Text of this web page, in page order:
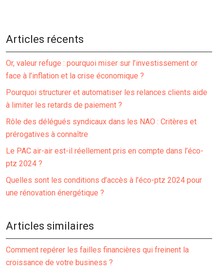
Articles récents
Or, valeur refuge : pourquoi miser sur l’investissement or
face à l’inflation et la crise économique ?
Pourquoi structurer et automatiser les relances clients aide
à limiter les retards de paiement ?
Rôle des délégués syndicaux dans les NAO : Critères et
prérogatives à connaître
Le PAC air-air est-il réellement pris en compte dans l’éco-
ptz 2024 ?
Quelles sont les conditions d’accès à l’éco-ptz 2024 pour
une rénovation énergétique ?
Articles similaires
Comment repérer les failles financières qui freinent la
croissance de votre business ?